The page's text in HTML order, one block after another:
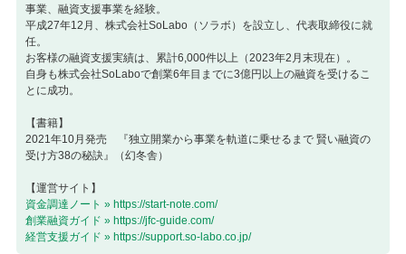
事業、融資支援事業を経験。
平成27年12月、株式会社SoLabo（ソラボ）を設立し、代表取締役に就
任。
お客様の融資支援実績は、累計6,000件以上（2023年2月末現在）。
自身も株式会社SoLaboで創業6年目までに3億円以上の融資を受けるこ
とに成功。
【書籍】
2021年10月発売 『独立開業から事業を軌道に乗せるまで 賢い融資の
受け方38の秘訣』（幻冬舎）
【運営サイト】
資金調達ノート » https://start-note.com/
創業融資ガイド » https://jfc-guide.com/
経営支援ガイド » https://support.so-labo.co.jp/